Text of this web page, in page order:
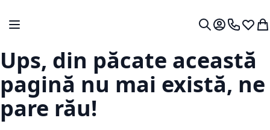
Comutare în navigare
Contul meu.
0724 766
Lista
Ups, din păcate această
pagină nu mai există, ne
pare rău!